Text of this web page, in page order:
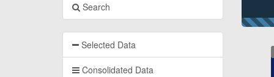
Search
Selected Data
Consolidated Data